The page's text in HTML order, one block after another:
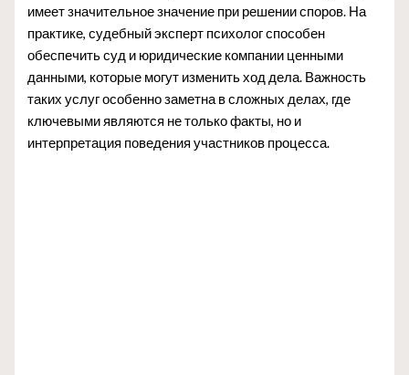
имеет значительное значение при решении споров. На
практике, судебный эксперт психолог способен
обеспечить суд и юридические компании ценными
данными, которые могут изменить ход дела. Важность
таких услуг особенно заметна в сложных делах, где
ключевыми являются не только факты, но и
интерпретация поведения участников процесса.